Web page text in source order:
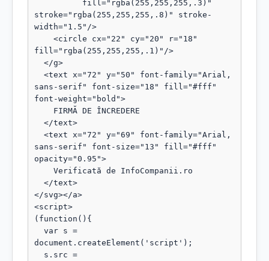
stroke="rgba(255,255,255,.8)" stroke-
width="1.5"/>
fill="rgba(255,255,255,.1)"/>
sans-serif" font-size="18" fill="#fff"
font-weight="bold">
sans-serif" font-size="13" fill="#fff"
opacity="0.95">
</svg></a>
<script>
(function(){
document.createElement('script');